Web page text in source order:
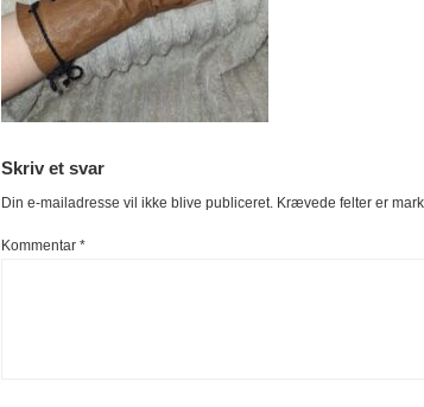
Skriv et svar
Din e-mailadresse vil ikke blive publiceret. Krævede felter er
Kommentar *